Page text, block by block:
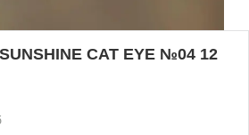
CAT EYE №04 12